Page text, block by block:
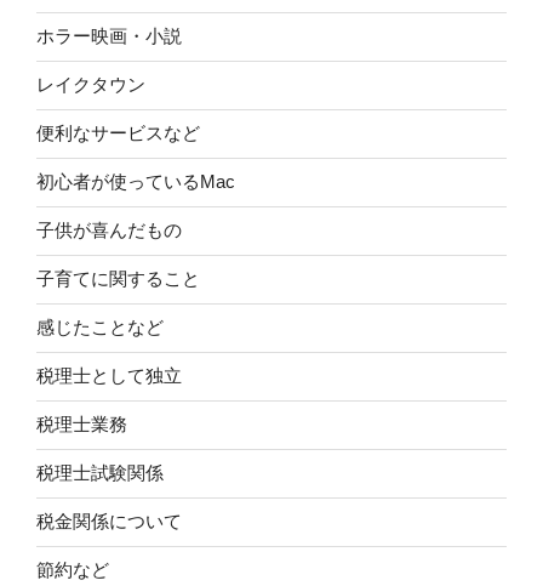
ホラー映画・小説
レイクタウン
便利なサービスなど
初心者が使っているMac
子供が喜んだもの
子育てに関すること
感じたことなど
税理士として独立
税理士業務
税理士試験関係
税金関係について
節約など